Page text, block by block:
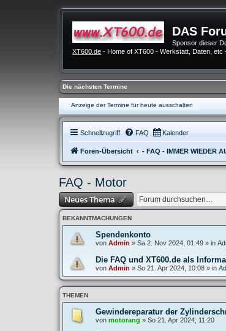
DAS
Sponsor dieser
XT600.de - Home of XT600 - Werkstatt, Daten, etc
Die nächsten Termine
Anzeige der Termine für heute ausschalten
Schnellzugriff FAQ Kalender
Foren-Übersicht - FAQ - IMMER WIEDER
FAQ - Motor
Neues Thema
BEKANNTMACHUNGEN
Spendenkonto
von Admin » Sa 2. Nov 2024, 01:49 » in
Die FAQ und XT600.de als
von Admin » So 21. Apr 2024, 10:08 » in
THEMEN
Gewindereparatur der
von motorang » So 21. Apr 2024, 11:20